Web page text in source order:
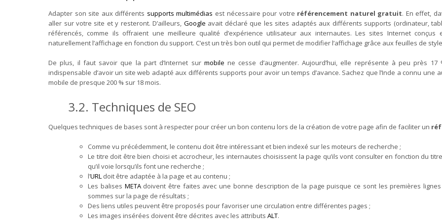
Adapter son site aux différents supports multimédias est nécessaire pour votre référencement naturel gratuit. En effet,
aller sur votre site et y resteront. D’ailleurs, Google avait déclaré que les sites adaptés aux différents supports (ordinateur,
référencés, comme ils offraient une meilleure qualité d’expérience utilisateur aux internautes. Les sites Internet conçus
naturellement l’affichage en fonction du support. C’est un très bon outil qui permet de modifier l’affichage grâce aux feuilles de style
De plus, il faut savoir que la part d’Internet sur mobile ne cesse d’augmenter. Aujourd’hui, elle représente à peu près
indispensable d’avoir un site web adapté aux différents supports pour avoir un temps d’avance. Sachez que l’Inde a connu une
mobile de presque 200 % sur 18 mois.
3.2. Techniques de SEO
Quelques techniques de bases sont à respecter pour créer un bon contenu lors de la création de votre page afin de faciliter un
Comme vu précédemment, le contenu doit être intéressant et bien indexé sur les moteurs de recherche ;
Le titre doit être bien choisi et accrocheur, les internautes choisissent la page qu’ils vont consulter en fonction du
qu’il voie lorsqu’ils font une recherche ;
l’URL doit être adaptée à la page et au contenu ;
Les balises METAdoivent être faites avec une bonne description de la page puisque ce sont les premières
sommes sur la page de résultats ;
Des liens utiles peuvent être proposés pour favoriser une circulation entre différentes pages ;
Les images insérées doivent être décrites avec les attributsALT.